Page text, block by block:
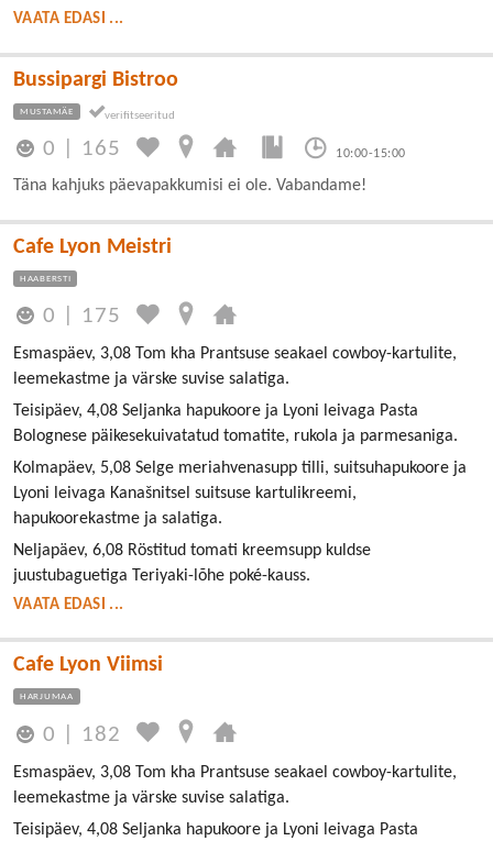
VAATA EDASI ...
Bussipargi Bistroo
MUSTAMÄE
0 165 10:00-15:00
Täna kahjuks päevapakkumisi ei ole. Vabandame!
Cafe Lyon Meistri
HAABERSTI
0 175
Esmaspäev, 3,08 Tom kha Prantsuse seakael cowboy-kartulite,
leemekastme ja värske suvise salatiga.
Teisipäev, 4,08 Seljanka hapukoore ja Lyoni leivaga Pasta
Bolognese päikesekuivatatud tomatite, rukola ja parmesaniga.
Kolmapäev, 5,08 Selge meriahvenasupp tilli, suitsuhapukoore ja
Lyoni leivaga Kanašnitsel suitsuse kartulikreemi,
hapukoorekastme ja salatiga.
Neljapäev, 6,08 Röstitud tomati kreemsupp kuldse
juustubaguetiga Teriyaki-lõhe poké-kauss.
VAATA EDASI ...
Cafe Lyon Viimsi
HARJUMAA
0 182
Esmaspäev, 3,08 Tom kha Prantsuse seakael cowboy-kartulite,
leemekastme ja värske suvise salatiga.
Teisipäev, 4,08 Seljanka hapukoore ja Lyoni leivaga Pasta